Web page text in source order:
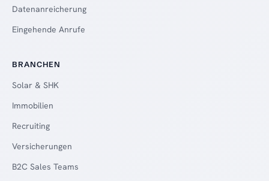
Datenanreicherung
Eingehende Anrufe
BRANCHEN
Solar & SHK
Immobilien
Recruiting
Versicherungen
B2C Sales Teams